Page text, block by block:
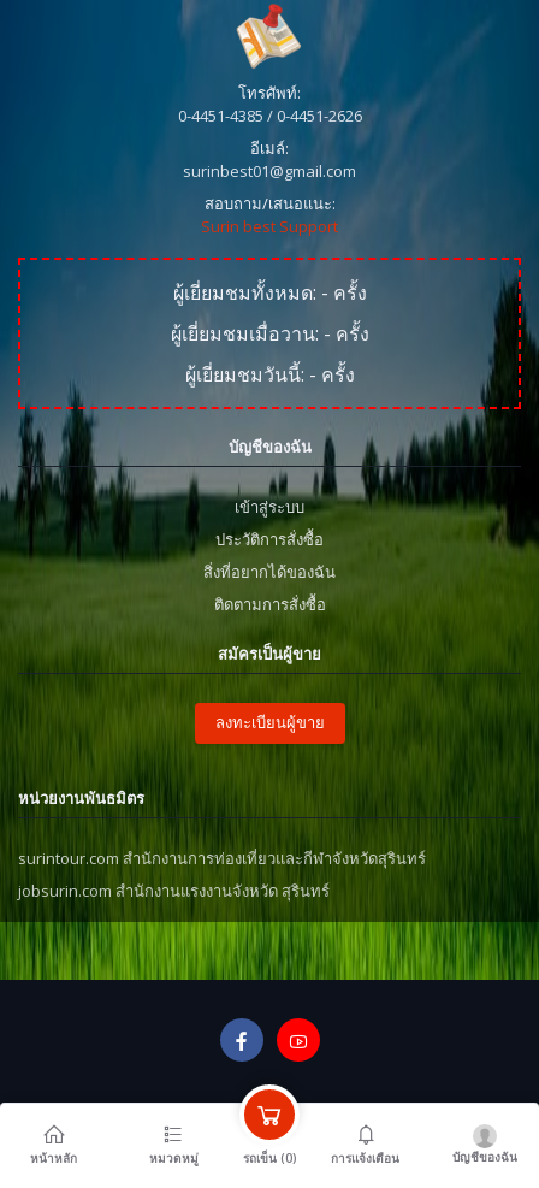
โทรศัพท์:
0-4451-4385 / 0-4451-2626
อีเมล์:
surinbest01@gmail.com
สอบถาม/เสนอแนะ:
Surin best Support
ผู้เยี่ยมชมทั้งหมด: - ครั้ง
ผู้เยี่ยมชมเมื่อวาน: - ครั้ง
ผู้เยี่ยมชมวันนี้: - ครั้ง
บัญชีของฉัน
เข้าสู่ระบบ
ประวัติการสั่งซื้อ
สิ่งที่อยากได้ของฉัน
ติดตามการสั่งซื้อ
สมัครเป็นผู้ขาย
ลงทะเบียนผู้ขาย
หน่วยงานพันธมิตร
surintour.com สำนักงานการท่องเที่ยวและกีฬาจังหวัดสุรินทร์
jobsurin.com สำนักงานแรงงานจังหวัด สุรินทร์
หน้าหลัก หมวดหมู่ รถเข็น (0) การแจ้งเตือน บัญชีของฉัน